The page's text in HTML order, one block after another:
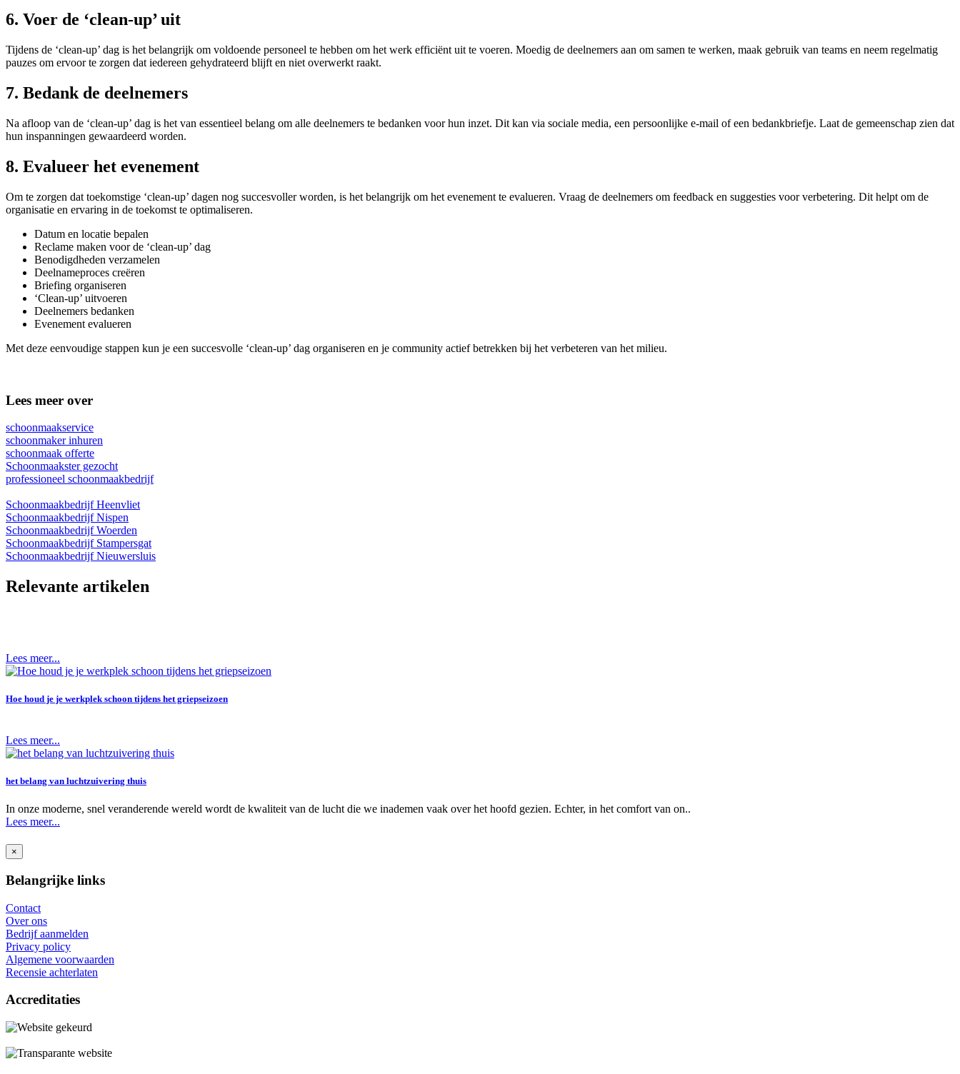
6. Voer de ‘clean-up’ uit
Tijdens de ‘clean-up’ dag is het belangrijk om voldoende personeel te hebben om het werk efficiënt uit te voeren. Moedig de deelnemers aan om samen te werken, maak gebruik van teams en neem regelmatig
pauzes om ervoor te zorgen dat iedereen gehydrateerd blijft en niet overwerkt raakt.
7. Bedank de deelnemers
Na afloop van de ‘clean-up’ dag is het van essentieel belang om alle deelnemers te bedanken voor hun inzet. Dit kan via sociale media, een persoonlijke e-mail of een bedankbriefje. Laat de gemeenschap zien dat
hun inspanningen gewaardeerd worden.
8. Evalueer het evenement
Om te zorgen dat toekomstige ‘clean-up’ dagen nog succesvoller worden, is het belangrijk om het evenement te evalueren. Vraag de deelnemers om feedback en suggesties voor verbetering. Dit helpt om de
organisatie en ervaring in de toekomst te optimaliseren.
Datum en locatie bepalen
Reclame maken voor de ‘clean-up’ dag
Benodigdheden verzamelen
Deelnameproces creëren
Briefing organiseren
‘Clean-up’ uitvoeren
Deelnemers bedanken
Evenement evalueren
Met deze eenvoudige stappen kun je een succesvolle ‘clean-up’ dag organiseren en je community actief betrekken bij het verbeteren van het milieu.
Lees meer over
schoonmaakservice
schoonmaker inhuren
schoonmaak offerte
Schoonmaakster gezocht
professioneel schoonmaakbedrijf
Schoonmaakbedrijf Heenvliet
Schoonmaakbedrijf Nispen
Schoonmaakbedrijf Woerden
Schoonmaakbedrijf Stampersgat
Schoonmaakbedrijf Nieuwersluis
Relevante artikelen
Lees meer...
Hoe houd je je werkplek schoon tijdens het griepseizoen
Lees meer...
het belang van luchtzuivering thuis
In onze moderne, snel veranderende wereld wordt de kwaliteit van de lucht die we inademen vaak over het hoofd gezien. Echter, in het comfort van on..
Lees meer...
×
Belangrijke links
Contact
Over ons
Bedrijf aanmelden
Privacy policy
Algemene voorwaarden
Recensie achterlaten
Accreditaties